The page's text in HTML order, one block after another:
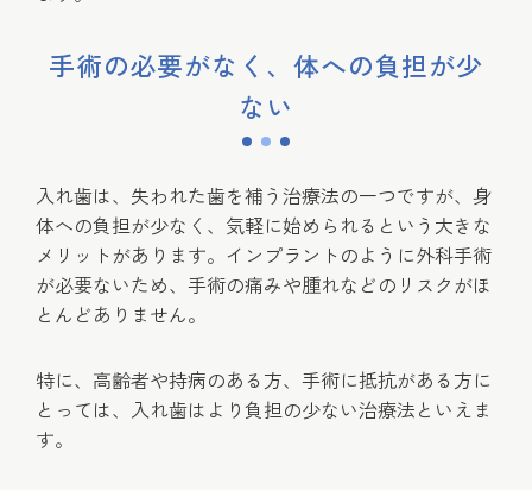
手術の必要がなく、体への負担が少
ない
入れ歯は、失われた歯を補う治療法の一つですが、身
体への負担が少なく、気軽に始められるという大きな
メリットがあります。インプラントのように外科手術
が必要ないため、手術の痛みや腫れなどのリスクがほ
とんどありません。
特に、高齢者や持病のある方、手術に抵抗がある方に
とっては、入れ歯はより負担の少ない治療法といえま
す。